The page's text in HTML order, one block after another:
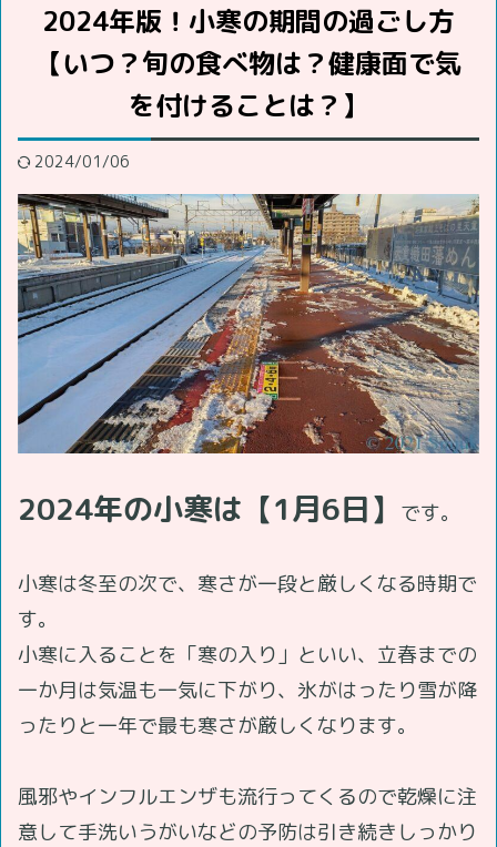
2024年版！小寒の期間の過ごし方
【いつ？旬の食べ物は？健康面で気
を付けることは？】
2024/01/06
2024年の小寒は【1月6日】 です。
小寒は冬至の次で、寒さが一段と厳しくなる時期で
す。
小寒に入ることを「寒の入り」といい、立春までの
一か月は気温も一気に下がり、氷がはったり雪が降
ったりと一年で最も寒さが厳しくなります。
風邪やインフルエンザも流行ってくるので乾燥に注
意して手洗いうがいなどの予防は引き続きしっかり